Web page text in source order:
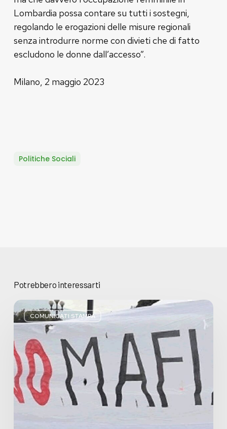
Lombardia possa contare su tutti i sostegni,
regolando le erogazioni delle misure regionali
senza introdurre norme con divieti che di fatto
escludono le donne dall’accesso”.
Milano, 2 maggio 2023
Politiche Sociali
Potrebbero interessarti
COMUNICATI STAMPA
Basta
bugie,
Regione
Lombardia
pratica
l’antimafia
solo
a
parole